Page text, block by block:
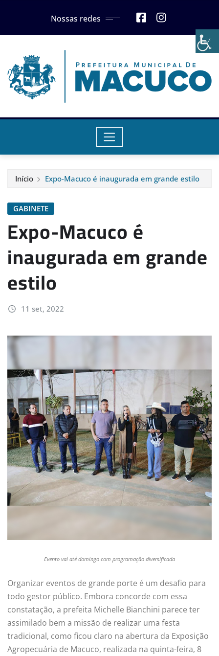
Nossas redes
Início Expo-Macuco é inaugurada em grande estilo
GABINETE
Expo-Macuco é
inaugurada em grande
estilo
11 set, 2022
Evento vai até domingo com programação diversificada
Organizar eventos de grande porte é um desafio para
todo gestor público. Embora concorde com essa
constatação, a prefeita Michelle Bianchini parece ter
assimilado bem a missão de realizar uma festa
tradicional, como ficou claro na abertura da Exposição
Agropecuária de Macuco, realizada na quinta-feira, 8